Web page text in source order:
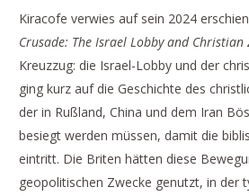
Kiracofe verwies auf sein 2024
Crusade: The Israel Lobby and Christian
Kreuzzug: die Israel-Lobby und der
ging kurz auf die Geschichte des
der in Rußland, China und dem Iran
besiegt werden müssen, damit die
eintritt. Die Briten hätten diese
geopolitischen Zwecke genutzt, in der